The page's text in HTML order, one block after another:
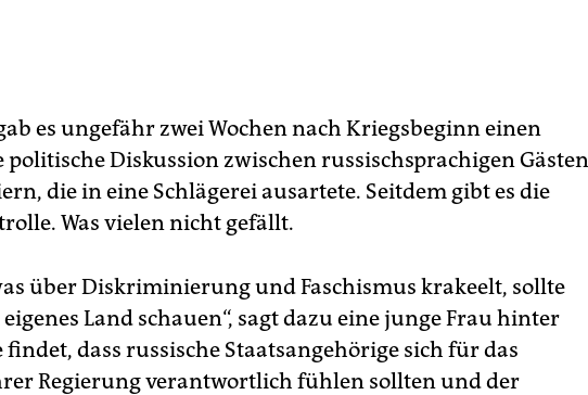
es ungefähr zwei Wochen nach Kriegsbeginn einen
politische Diskussion zwischen russischsprachigen Gästen
die in eine Schlägerei ausartete. Seitdem gibt es die
Was vielen nicht gefällt.
über Diskriminierung und Faschismus krakeelt, sollte
Land schauen“, sagt dazu eine junge Frau hinter
findet, dass russische Staatsangehörige sich für das
Regierung verantwortlich fühlen sollten und der